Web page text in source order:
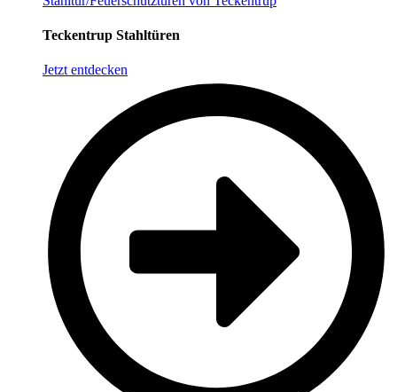
Teckentrup Stahltüren
Jetzt entdecken